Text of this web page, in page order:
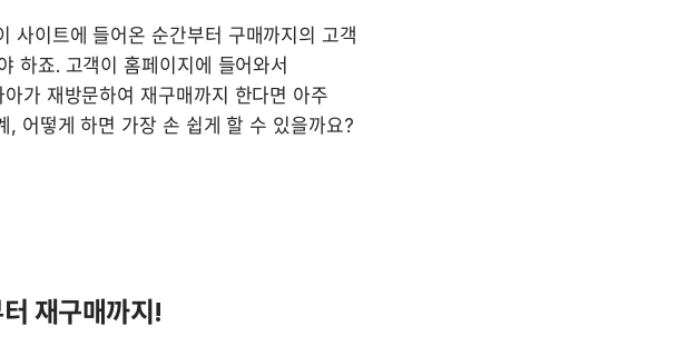
사이트에 들어온 순간부터 구매까지의 고객
하죠. 고객이 홈페이지에 들어와서
가 재방문하여 재구매까지 한다면 아주
재구매까지!